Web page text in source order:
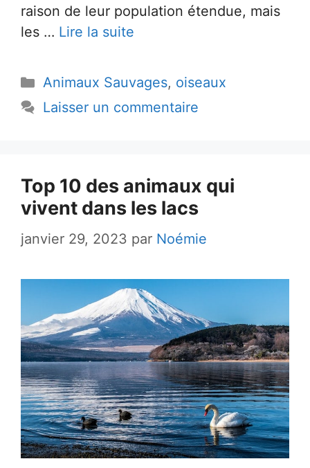
raison de leur population étendue, mais
les … Lire la suite
Catégories
Animaux Sauvages, oiseaux
Laisser un commentaire
Top 10 des animaux qui
vivent dans les lacs
janvier 29, 2023 par Noémie